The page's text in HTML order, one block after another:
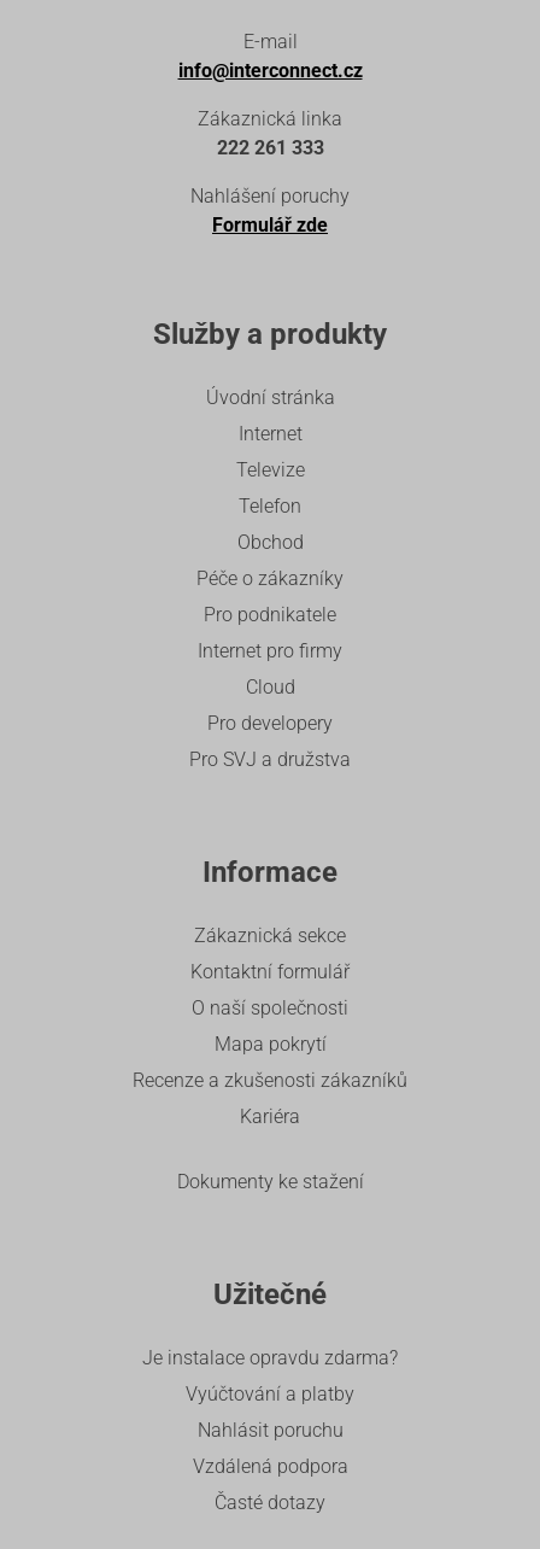
E-mail
info@interconnect.cz
Zákaznická linka
222 261 333
Nahlášení poruchy
Formulář zde
Služby a produkty
Úvodní stránka
Internet
Televize
Telefon
Obchod
Péče o zákazníky
Pro podnikatele
Internet pro firmy
Cloud
Pro developery
Pro SVJ a družstva
Informace
Zákaznická sekce
Kontaktní formulář
O naší společnosti
Mapa pokrytí
Recenze a zkušenosti zákazníků
Kariéra
Dokumenty ke stažení
Užitečné
Je instalace opravdu zdarma?
Vyúčtování a platby
Nahlásit poruchu
Vzdálená podpora
Časté dotazy